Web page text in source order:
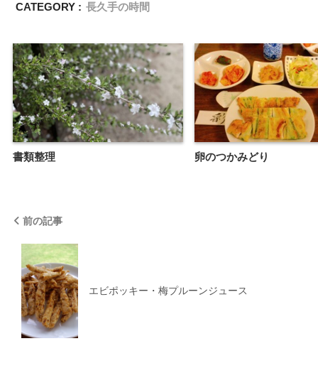
CATEGORY : 長久手の時間
書類整理 卵のつかみどり
前の記事
エビポッキー・梅プルーンジュース